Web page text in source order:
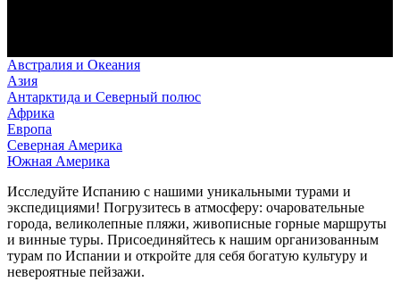
Австралия и Океания
Азия
Антарктида и Северный полюс
Африка
Европа
Северная Америка
Южная Америка
Исследуйте Испанию с нашими уникальными турами и
экспедициями! Погрузитесь в атмосферу: очаровательные
города, великолепные пляжи, живописные горные маршруты
и винные туры. Присоединяйтесь к нашим организованным
турам по Испании и откройте для себя богатую культуру и
невероятные пейзажи.